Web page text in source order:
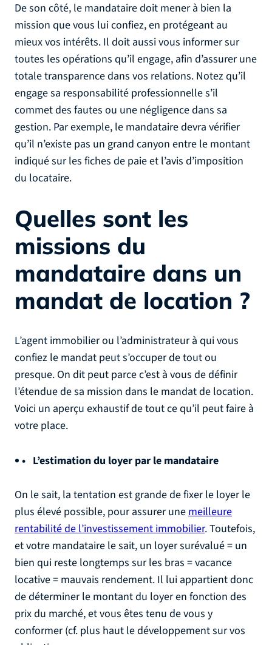
De son côté, le mandataire doit mener à bien la
mission que vous lui confiez, en protégeant au
mieux vos intérêts. Il doit aussi vous informer sur
toutes les opérations qu’il engage, afin d’assurer une
totale transparence dans vos relations. Notez qu’il
engage sa responsabilité professionnelle s’il
commet des fautes ou une négligence dans sa
gestion. Par exemple, le mandataire devra vérifier
qu’il n’existe pas un grand canyon entre le montant
indiqué sur les fiches de paie et l’avis d’imposition
du locataire.
Quelles sont les
missions du
mandataire dans un
mandat de location ?
L’agent immobilier ou l’administrateur à qui vous
confiez le mandat peut s’occuper de tout ou
presque. On dit peut parce c’est à vous de définir
l’étendue de sa mission dans le mandat de location.
Voici un aperçu exhaustif de tout ce qu’il peut faire à
votre place.
L’estimation du loyer par le mandataire
On le sait, la tentation est grande de fixer le loyer le
plus élevé possible, pour assurer unemeilleure
rentabilité de l’investissement immobilier. Toutefois,
et votre mandataire le sait, un loyer surévalué = un
bien qui reste longtemps sur les bras = vacance
locative = mauvais rendement. Il lui appartient donc
de déterminer le montant du loyer en fonction des
prix du marché, et vous êtes tenu de vous y
conformer (cf. plus haut le développement sur vos